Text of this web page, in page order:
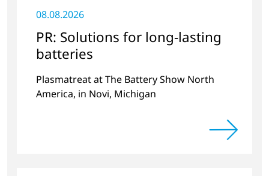
08.08.2026
PR: Solutions for long-lasting
batteries
Plasmatreat at The Battery Show North
America, in Novi, Michigan